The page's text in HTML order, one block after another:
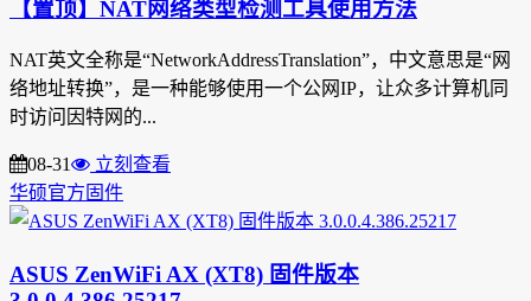
【置顶】NAT网络类型检测工具使用方法
NAT英文全称是“NetworkAddressTranslation”，中文意思是“网
络地址转换”，是一种能够使用一个公网IP，让众多计算机同
时访问因特网的...
08-31
立刻查看
华硕官方固件
ASUS ZenWiFi AX (XT8) 固件版本